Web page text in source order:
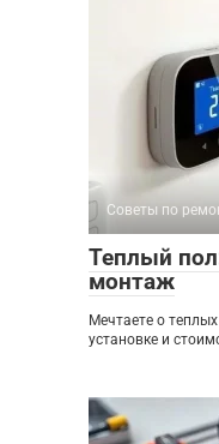
Советы по
Теплый
монтаж
Мечтаете о
установке и